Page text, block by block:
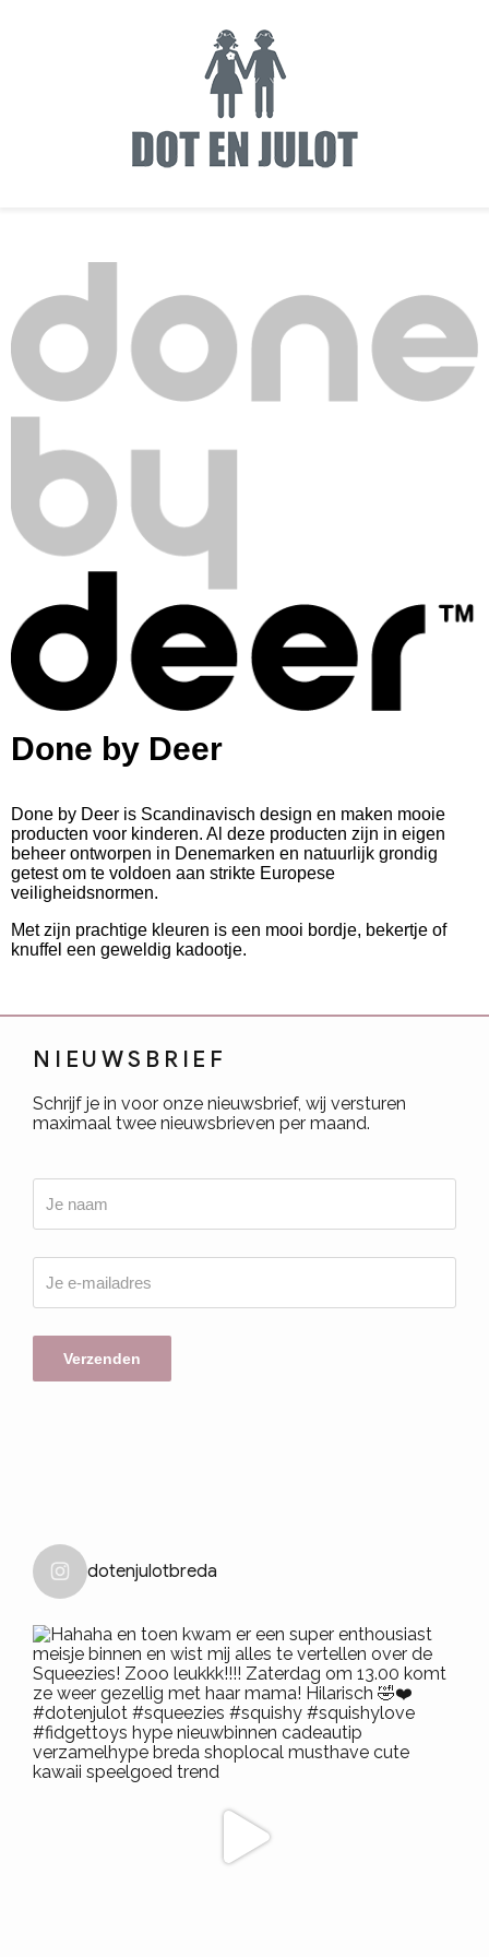
Done by Deer
Done by Deer is Scandinavisch design en maken mooie
producten voor kinderen. Al deze producten zijn in eigen
beheer ontworpen in Denemarken en natuurlijk grondig
getest om te voldoen aan strikte Europese
veiligheidsnormen.
Met zijn prachtige kleuren is een mooi bordje, bekertje of
knuffel een geweldig kadootje.
NIEUWSBRIEF
Schrijf je in voor onze nieuwsbrief, wij versturen
maximaal twee nieuwsbrieven per maand.
dotenjulotbreda